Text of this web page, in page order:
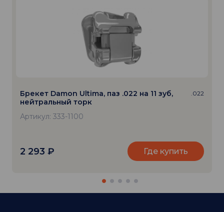
Брекет Damon Ultima, паз .022 на 11 зуб,
нейтральный торк
.022
Артикул: 333-1100
2 293 ₽ Где купить